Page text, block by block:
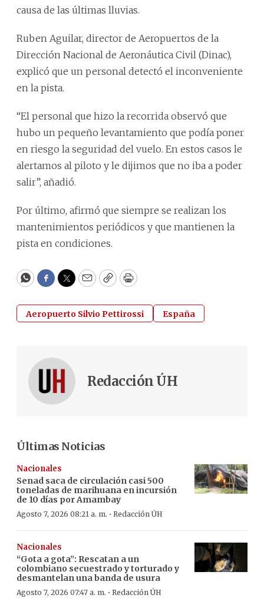
causa de las últimas lluvias.
Ruben Aguilar, director de Aeropuertos de la
Dirección Nacional de Aeronáutica Civil (Dinac),
explicó que un personal detectó el inconveniente
en la pista.
“El personal que hizo la recorrida observó que
hubo un pequeño levantamiento que podía poner
en riesgo la seguridad del vuelo. En estos casos le
alertamos al piloto y le dijimos que no iba a poder
salir”, añadió.
Por último, afirmó que siempre se realizan los
mantenimientos periódicos y que mantienen la
pista en condiciones.
WhatsApp
Facebook
Twitter
EmailCopyPrint
Aeropuerto Silvio Pettirossi España
Redacción ÚH
Últimas Noticias
Nacionales
Senad saca de circulación casi 500
toneladas de marihuana en incursión
de 10 días por Amambay
Agosto 7, 2026 08:21 a. m. · Redacción ÚH
Nacionales
“Gota a gota”: Rescatan a un
colombiano secuestrado y torturado y
desmantelan una banda de usura
Agosto 7, 2026 07:47 a. m. · Redacción ÚH